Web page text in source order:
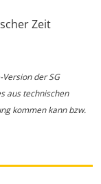
Zeit
der SG
aus technischen
kommen kann bzw.